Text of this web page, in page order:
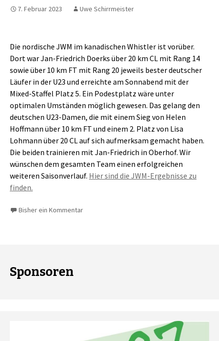
7. Februar 2023 Uwe Schirrmeister
Die nordische JWM im kanadischen Whistler ist vorüber.
Dort war Jan-Friedrich Doerks über 20 km CL mit Rang 14
sowie über 10 km FT mit Rang 20 jeweils bester deutscher
Läufer in der U23 und erreichte am Sonnabend mit der
Mixed-Staffel Platz 5. Ein Podestplatz wäre unter
optimalen Umständen möglich gewesen. Das gelang den
deutschen U23-Damen, die mit einem Sieg von Helen
Hoffmann über 10 km FT und einem 2. Platz von Lisa
Lohmann über 20 CL auf sich aufmerksam gemacht haben.
Die beiden trainieren mit Jan-Friedrich in Oberhof. Wir
wünschen dem gesamten Team einen erfolgreichen
weiteren Saisonverlauf. Hier sind die JWM-Ergebnisse zu
finden.
Bisher ein Kommentar
Sponsoren